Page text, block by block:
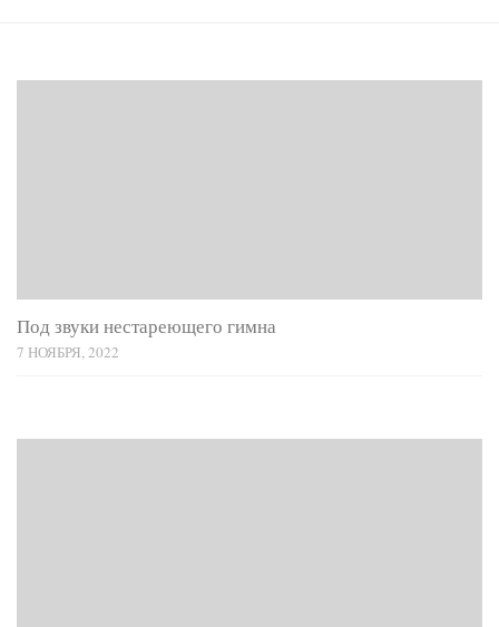
Под звуки нестареющего гимна
7 НОЯБРЯ, 2022